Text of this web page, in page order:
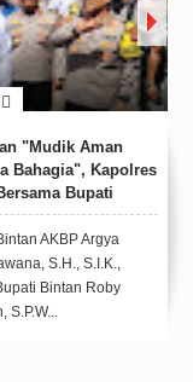
Polres Bintan
Kepada
Tertimpa
Kencang
Polres Bintan Polda
Riau menyalurkan
berupa sembako
yang terd...